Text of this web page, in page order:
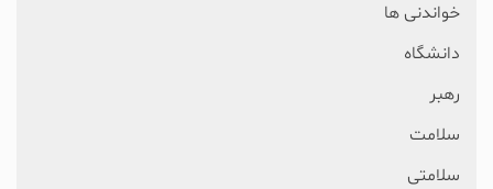
خواندنی ها
دانشگاه
رهبر
سلامت
سلامتی